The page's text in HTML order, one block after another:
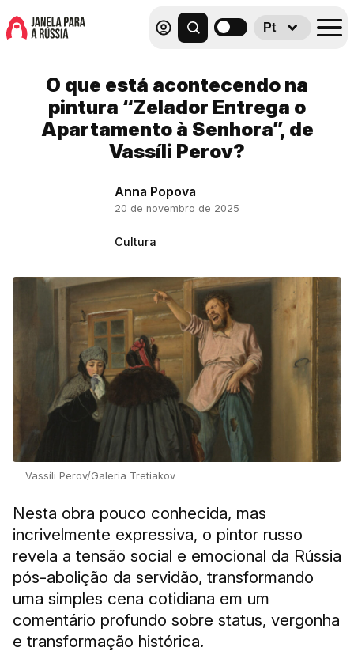
Pt
O que está acontecendo na
pintura “Zelador Entrega o
Apartamento à Senhora”, de
Vassíli Perov?
Anna Popova
20 de novembro de 2025
Cultura
Vassíli Perov/Galeria Tretiakov
Nesta obra pouco conhecida, mas
incrivelmente expressiva, o pintor russo
revela a tensão social e emocional da Rússia
pós-abolição da servidão, transformando
uma simples cena cotidiana em um
comentário profundo sobre status, vergonha
e transformação histórica.